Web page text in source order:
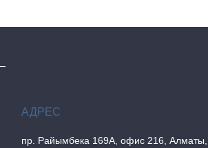
пр. Райымбека 169А, офис 216, Алматы,